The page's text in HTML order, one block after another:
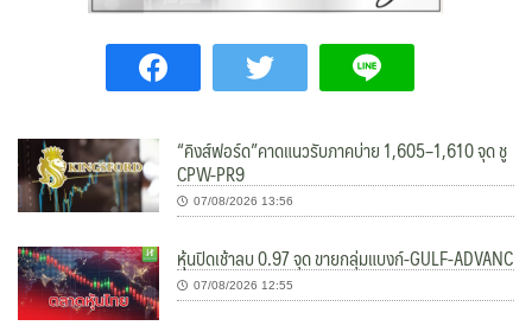
“คิงส์ฟอร์ด”คาดแนวรับภาคบ่าย 1,605–1,610 จุด ชู
CPW-PR9
07/08/2026 13:56
หุ้นปิดเช้าลบ 0.97 จุด ขายกลุ่มแบงก์-GULF-ADVANC
07/08/2026 12:55